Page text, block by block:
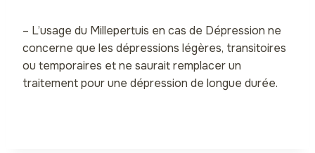
– L’usage du Millepertuis en cas de Dépression ne
concerne que les dépressions légères, transitoires
ou temporaires et ne saurait remplacer un
traitement pour une dépression de longue durée.